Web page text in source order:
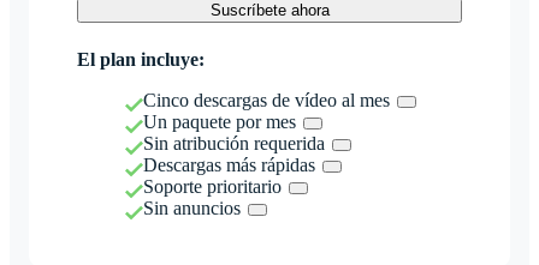
Suscríbete ahora
El plan incluye:
Cinco descargas de vídeo al mes
Un paquete por mes
Sin atribución requerida
Descargas más rápidas
Soporte prioritario
Sin anuncios